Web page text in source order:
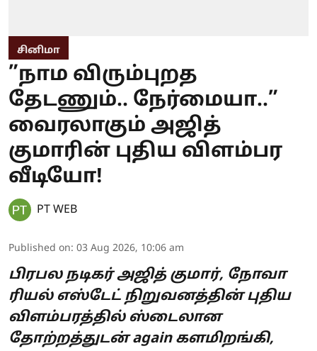
சினிமா
”நாம விரும்புறத
தேடணும்.. நேர்மையா..”
வைரலாகும் அஜித்
குமாரின் புதிய விளம்பர
வீடியோ!
PT WEB
Published on: 03 Aug 2026, 10:06 am
பிரபல நடிகர் அஜித் குமார், நோவா
ரியல் எஸ்டேட் நிறுவனத்தின் புதிய
விளம்பரத்தில் ஸ்டைலான
தோற்றத்துடன் again களமிறங்கி,